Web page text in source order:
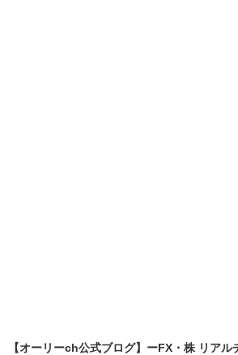
【オーリーch公式ブログ】ーFX・株 リアル